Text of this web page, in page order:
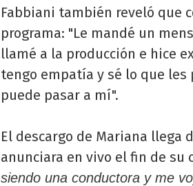
Fabbiani también reveló que
programa: "Le mandé un
llamé a la producción e hice
tengo empatía y sé lo que les
puede pasar a mí".
El descargo de Mariana llega
anunciara en vivo el fin de su
siendo una conductora y me